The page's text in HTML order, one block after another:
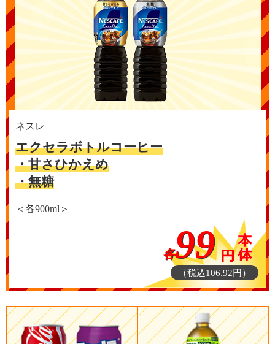
ネスレ
エクセラボトルコーヒー
・甘さひかえめ
・無糖
＜各900ml＞
各99
（税込106.92円）